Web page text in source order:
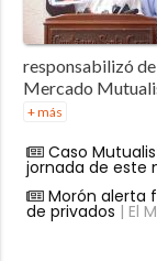
responsabilizó
Mercado
+ más
Caso
jornada de este
Morón alerta
de privados | El